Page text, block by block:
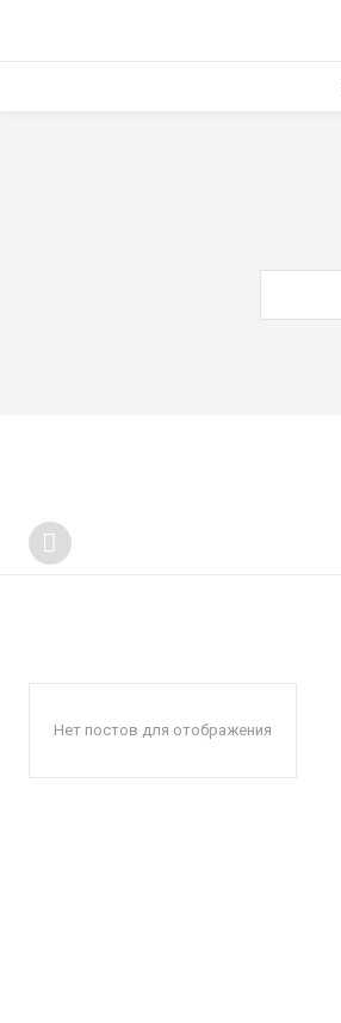
Нет постов для отображения